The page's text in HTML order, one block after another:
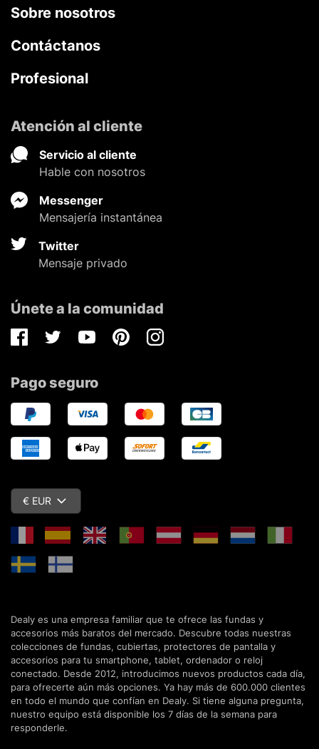
Sobre nosotros
Contáctanos
Profesional
Atención al cliente
Servicio al cliente
Hable con nosotros
Messenger
Mensajería instantánea
Twitter
Mensaje privado
Únete a la comunidad
FacebookTwitterYoutubePinterestInstagram
Pago seguro
€ EUR
Dealy es una empresa familiar que te ofrece las fundas y
accesorios más baratos del mercado. Descubre todas nuestras
colecciones de fundas, cubiertas, protectores de pantalla y
accesorios para tu smartphone, tablet, ordenador o reloj
conectado. Desde 2012, introducimos nuevos productos cada día,
para ofrecerte aún más opciones. Ya hay más de 600.000 clientes
en todo el mundo que confían en Dealy. Si tiene alguna pregunta,
nuestro equipo está disponible los 7 días de la semana para
responderle.